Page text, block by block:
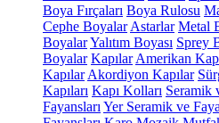
Boya Fırçaları Boya Rulosu
Cephe Boyalar Astarlar Metal
BoyalarYalıtım Boyası Sprey
Boyalar Kapılar Amerikan
Kapılar Akordiyon Kapılar
Kapıları Kapı Kolları Seramik
Fayansları Yer Seramik ve